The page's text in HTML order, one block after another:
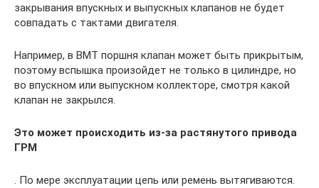
закрывания впускных и выпускных клапанов не будет
совпадать с тактами двигателя.
Например, в ВМТ поршня клапан может быть прикрытым,
поэтому вспышка произойдет не только в цилиндре, но
во впускном или выпускном коллекторе, смотря какой
клапан не закрылся.
Это может происходить из-за растянутого привода
ГРМ
. По мере эксплуатации цепь или ремень вытягиваются.